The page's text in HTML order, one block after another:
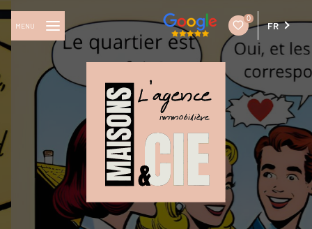
0
FR
MENU